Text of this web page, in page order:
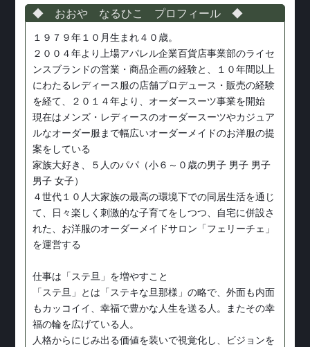
◆ おおや なるひこ プロフィール ◆
１９７９年１０月生まれ４０歳。
２００４年より上場アパレル企業百貨店事業部のライセ
ンスブランドの営業・商品企画の経験と、１０年間以上
にわたるレディース服の店舗プロデュース・販売の経験
を経て、２０１４年より、オーダースーツ事業を開始
現在はメンズ・レディースのオーダースーツやカジュア
ルなオーダー服まで幅広いオーダーメイドのお洋服の提
案をしている
家族大好き、５人のパパ（小６～０歳の男子 男子 男子
男子 女子）
４世代１０人大家族の最高の環境下での同居生活を通じ
て、日々楽しく刺激的な子育てをしつつ、自宅に併設さ
れた、お洋服のオーダーメイドサロン「フェリーチェ」
を運営する
仕事は「ステ旦」を増やすこと
「ステ旦」とは「ステキな旦那様」の略で、外面も内面
もカッコイイ、幸福で豊かな人生を送る人。またその幸
福の輪を広げている人。
人格からにじみ出る価値を装いで視覚化し、ビジョンを